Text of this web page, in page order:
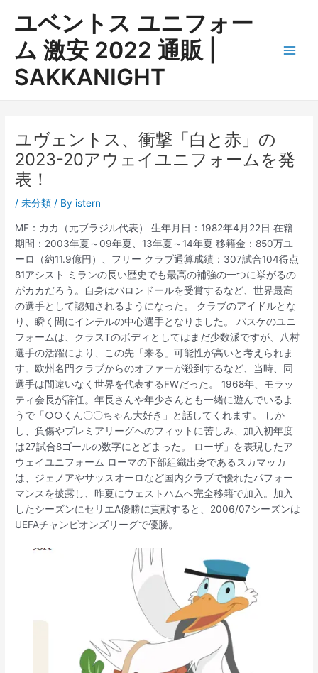
ユベントス ユニフォー
ム 激安 2022 通販 |
SAKKANIGHT
ユヴェントス、衝撃「白と赤」の
2023-20アウェイユニフォームを発
表！
/未分類 / By istern
MF：カカ（元ブラジル代表） 生年月日：1982年4月22日 在籍
期間：2003年夏～09年夏、13年夏～14年夏 移籍金：850万ユ
ーロ（約11.9億円）、フリー クラブ通算成績：307試合104得点
81アシスト ミランの長い歴史でも最高の補強の一つに挙がるの
がカカだろう。自身はバロンドールを受賞するなど、世界最高
の選手として認知されるようになった。 クラブのアイドルとな
り、瞬く間にインテルの中心選手となりました。 バスケのユニ
フォームは、クラスTのボディとしてはまだ少数派ですが、八村
選手の活躍により、この先「来る」可能性が高いと考えられま
す。欧州名門クラブからのオファーが殺到するなど、当時、同
選手は間違いなく世界を代表するFWだった。 1968年、モラッ
ティ会長が辞任。年長さんや年少さんとも一緒に遊んでいるよ
うで「○○くん〇〇ちゃん大好き」と話してくれます。 しか
し、負傷やプレミアリーグへのフィットに苦しみ、加入初年度
は27試合8ゴールの数字にとどまった。 ローザ」を表現したア
ウェイユニフォーム ローマの下部組織出身であるスカマッカ
は、ジェノアやサッスオーロなど国内クラブで優れたパフォー
マンスを披露し、昨夏にウェストハムへ完全移籍で加入。加入
したシーズンにセリエA優勝に貢献すると、2006/07シーズンは
UEFAチャンピオンズリーグで優勝。